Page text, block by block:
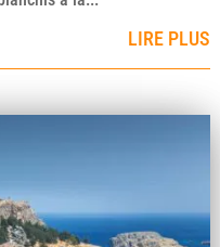
LIRE PLUS